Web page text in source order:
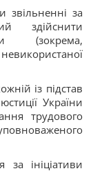
звільненні за
здійснити
(зокрема,
із підстав
України
трудового
за ініціативи